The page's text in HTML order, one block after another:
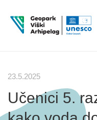
23.5.2025
Učenici 5.